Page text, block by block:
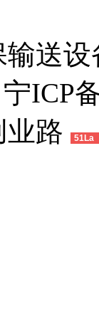
输送
ICP
业路
51La